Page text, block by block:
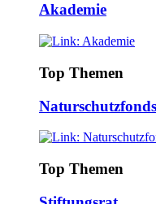
Akademie
Top Themen
Naturschutzfonds
Top Themen